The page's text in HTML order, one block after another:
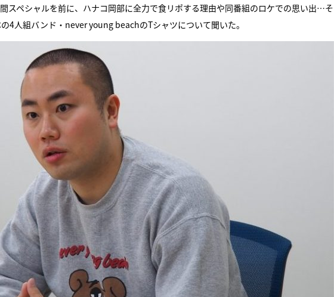
スペシャルを前に、ハナコ岡部に全力で食リポする理由や同番組のロケでの思い出…そ
4人組バンド・never young beachのTシャツについて聞いた。